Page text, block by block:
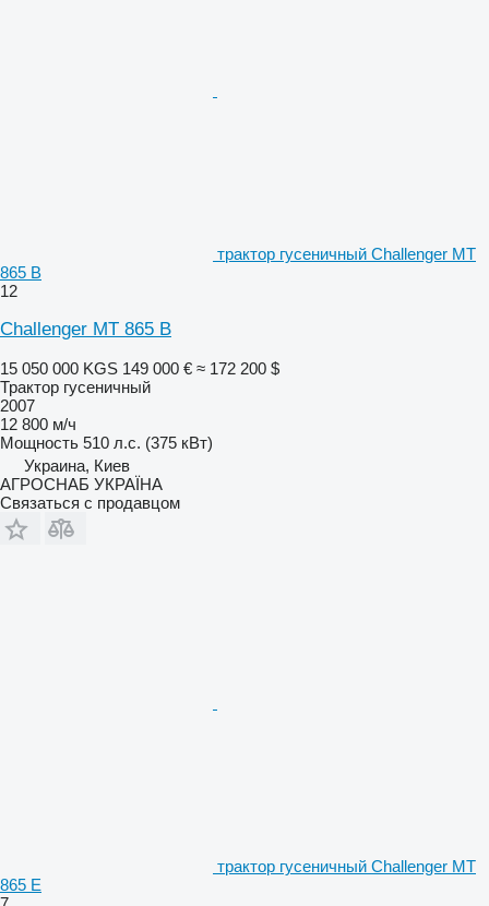
трактор гусеничный Challenger MT
865 B
12
Challenger MT 865 B
15 050 000 KGS 149 000 € ≈ 172 200 $
Трактор гусеничный
2007
12 800 м/ч
Мощность 510 л.с. (375 кВт)
Украина, Киев
АГРОСНАБ УКРАЇНА
Связаться с продавцом
трактор гусеничный Challenger MT
865 E